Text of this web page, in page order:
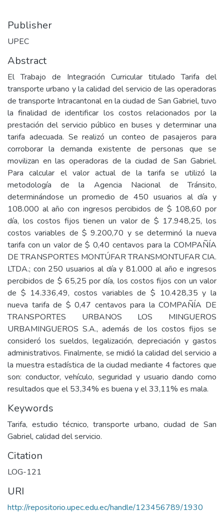
Publisher
UPEC
Abstract
El Trabajo de Integración Curricular titulado Tarifa del
transporte urbano y la calidad del servicio de las operadoras
de transporte Intracantonal en la ciudad de San Gabriel, tuvo
la finalidad de identificar los costos relacionados por la
prestación del servicio público en buses y determinar una
tarifa adecuada. Se realizó un conteo de pasajeros para
corroborar la demanda existente de personas que se
movilizan en las operadoras de la ciudad de San Gabriel.
Para calcular el valor actual de la tarifa se utilizó la
metodología de la Agencia Nacional de Tránsito,
determinándose un promedio de 450 usuarios al día y
108.000 al año con ingresos percibidos de $ 108,60 por
día, los costos fijos tienen un valor de $ 17.948,25, los
costos variables de $ 9.200,70 y se determinó la nueva
tarifa con un valor de $ 0,40 centavos para la COMPAÑÍA
DE TRANSPORTES MONTÚFAR TRANSMONTUFAR CIA.
LTDA.; con 250 usuarios al día y 81.000 al año e ingresos
percibidos de $ 65,25 por día, los costos fijos con un valor
de $ 14.336,49, costos variables de $ 10.428,35 y la
nueva tarifa de $ 0,47 centavos para la COMPAÑÍA DE
TRANSPORTES URBANOS LOS MINGUEROS
URBAMINGUEROS S.A., además de los costos fijos se
consideró los sueldos, legalización, depreciación y gastos
administrativos. Finalmente, se midió la calidad del servicio a
la muestra estadística de la ciudad mediante 4 factores que
son: conductor, vehículo, seguridad y usuario dando como
resultados que el 53,34% es buena y el 33,11% es mala.
Keywords
Tarifa, estudio técnico, transporte urbano, ciudad de San
Gabriel, calidad del servicio.
Citation
LOG-121
URI
http://repositorio.upec.edu.ec/handle/123456789/1930